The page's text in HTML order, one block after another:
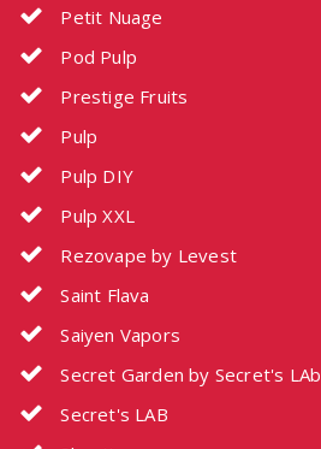
Petit Nuage
Pod Pulp
Prestige Fruits
Pulp
Pulp DIY
Pulp XXL
Rezovape by Levest
Saint Flava
Saiyen Vapors
Secret Garden by Secret's LAb
Secret's LAB